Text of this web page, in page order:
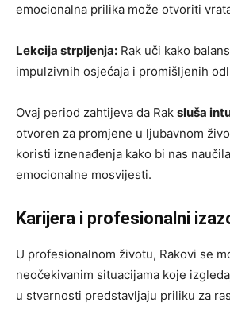
emocionalna prilika može otvoriti
Lekcija strpljenja: Rak uči kako
impulzivnih osjećaja i promišljenih
Ovaj period zahtijeva da Rak sluša
otvoren za promjene u ljubavnom
koristi iznenađenja kako bi nas
emocionalne mosvijesti.
Karijera i profesionalni
U profesionalnom životu, Rakovi se
neočekivanim situacijama koje
u stvarnosti predstavljaju priliku za